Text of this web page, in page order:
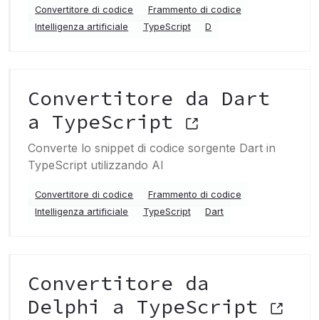
Convertitore di codice
Frammento di codice
Intelligenza artificiale
TypeScript D
Convertitore da Dart
a TypeScript
Converte lo snippet di codice sorgente Dart in
TypeScript utilizzando AI
Convertitore di codice
Frammento di codice
Intelligenza artificiale
TypeScript Dart
Convertitore da
Delphi a TypeScript